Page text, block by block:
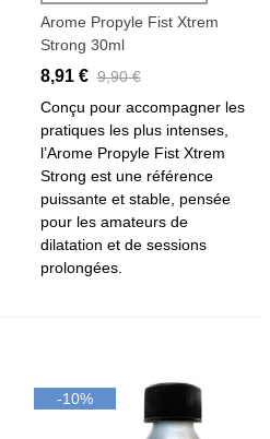
Arome Propyle Fist Xtrem
Strong 30ml
8,91 € 9,90 €
Conçu pour accompagner les
pratiques les plus intenses,
l’Arome Propyle Fist Xtrem
Strong est une référence
puissante et stable, pensée
pour les amateurs de
dilatation et de sessions
prolongées.
-10%